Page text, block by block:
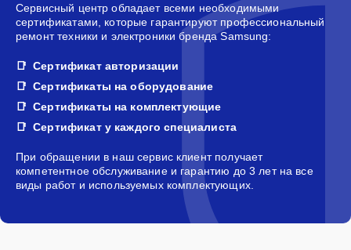
Сервисный центр обладает всеми необходимыми
сертификатами, которые гарантируют профессиональный
ремонт техники и электроники бренда Samsung:
Сертификат авторизации
Сертификаты на оборудование
Сертификаты на комплектующие
Сертификат у каждого специалиста
При обращении в наш сервис клиент получает
компетентное обслуживание и гарантию до 3 лет на все
виды работ и используемых комплектующих.